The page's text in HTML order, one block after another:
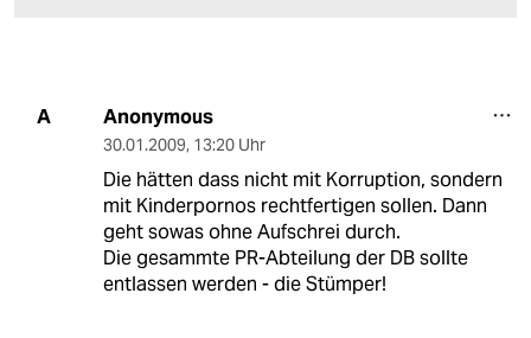
A Anonymous
30.01.2009, 13:20 Uhr
Die hätten dass nicht mit Korruption, sondern
mit Kinderpornos rechtfertigen sollen. Dann
geht sowas ohne Aufschrei durch.
Die gesammte PR-Abteilung der DB sollte
entlassen werden - die Stümper!